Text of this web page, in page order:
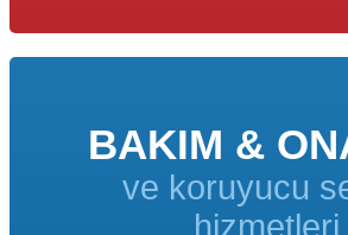
BAKIM &
ve koruyucu
hizmetleri